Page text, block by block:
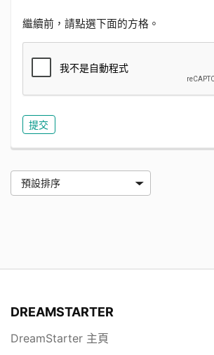
繼續前，請點選下面的方格。
DREAMSTARTER
DreamStarter 主頁